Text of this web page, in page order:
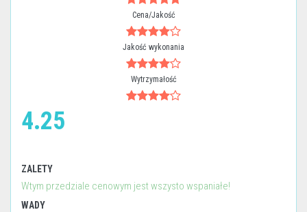
Cena/Jakość
Jakość wykonania
Wytrzymałość
4.25
ZALETY
Wtym przedziale cenowym jest wszysto wspaniałe!
WADY